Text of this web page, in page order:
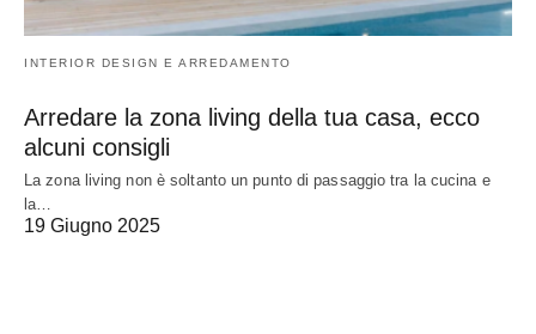
INTERIOR DESIGN E ARREDAMENTO
Arredare la zona living della tua casa, ecco
alcuni consigli
La zona living non è soltanto un punto di passaggio tra la cucina e
la…
19 Giugno 2025